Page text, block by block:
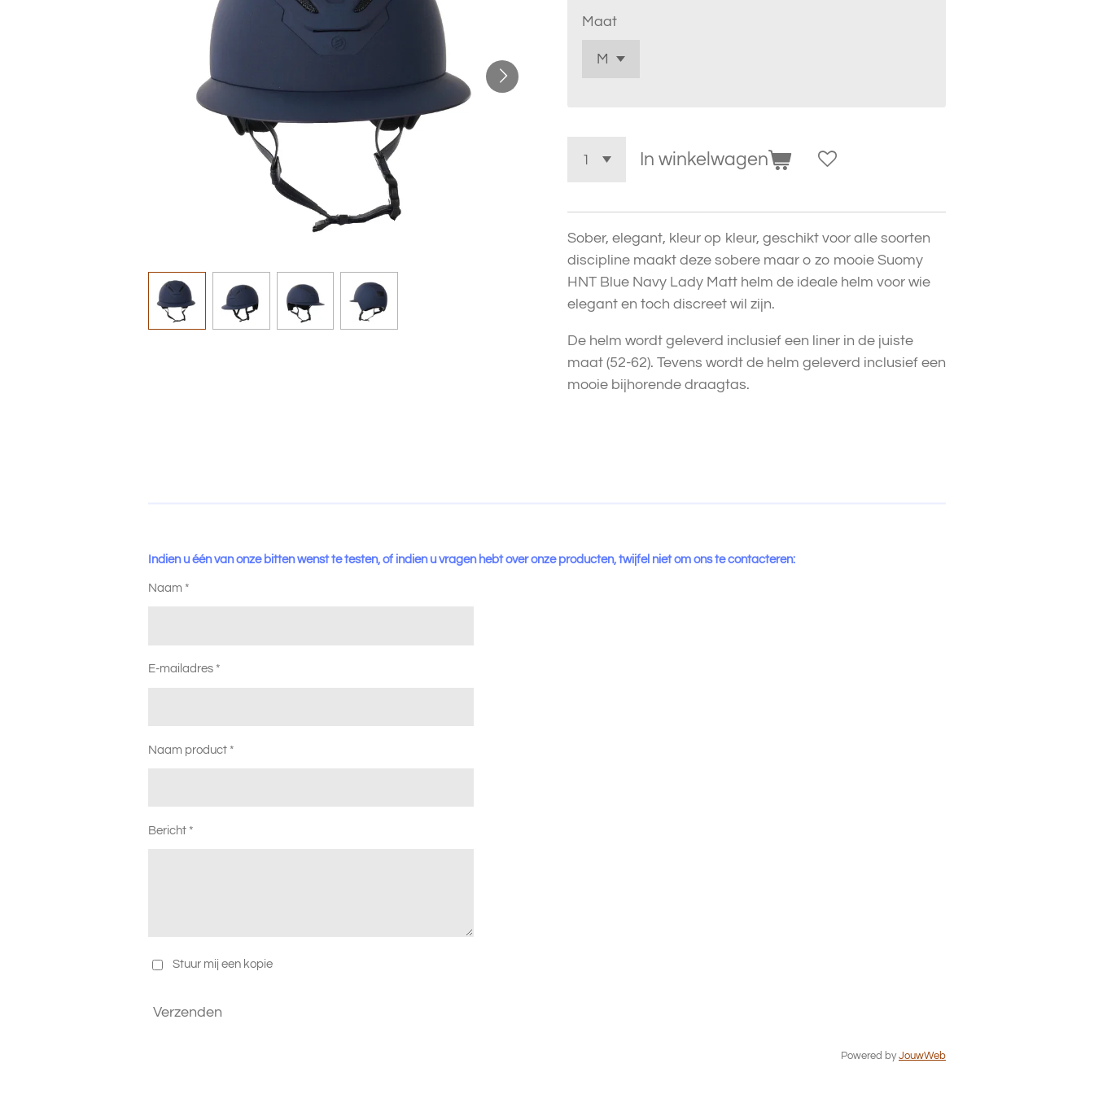
Maat
In winkelwagen
Sober, elegant, kleur op kleur, geschikt voor alle soorten
discipline maakt deze sobere maar o zo mooie Suomy
HNT Blue Navy Lady Matt helm de ideale helm voor wie
elegant en toch discreet wil zijn.
De helm wordt geleverd inclusief een liner in de juiste
maat (52-62). Tevens wordt de helm geleverd inclusief een
mooie bijhorende draagtas.
Indien u één van onze bitten wenst te testen, of indien u vragen hebt over onze producten, twijfel niet om ons te contacteren:
Naam *
E-mailadres *
Naam product *
Bericht *
Stuur mij een kopie
Verzenden
Powered byJouwWeb